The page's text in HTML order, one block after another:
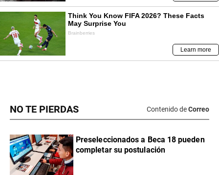
NO TE PIERDAS Contenido deCorreo
Preseleccionados a Beca 18 pueden
completar su postulación